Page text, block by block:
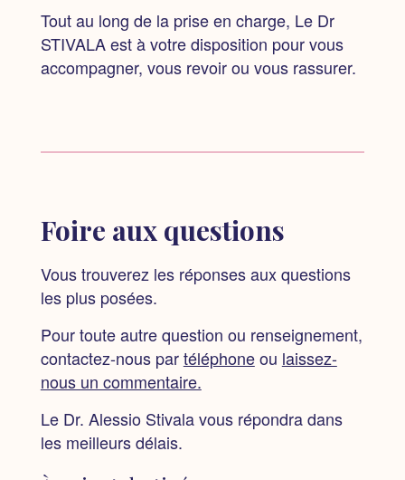
Tout au long de la prise en charge, Le Dr
STIVALA est à votre disposition pour vous
accompagner, vous revoir ou vous rassurer.
Foire aux questions
Vous trouverez les réponses aux questions
les plus posées.
Pour toute autre question ou renseignement,
contactez-nous partéléphoneou laissez-
nous un commentaire.
Le Dr. Alessio Stivala vous répondra dans
les meilleurs délais.